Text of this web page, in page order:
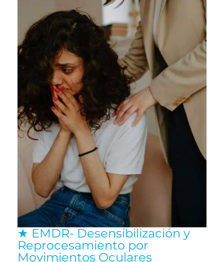
★ EMDR- Desensibilización y
Reprocesamiento por
Movimientos Oculares